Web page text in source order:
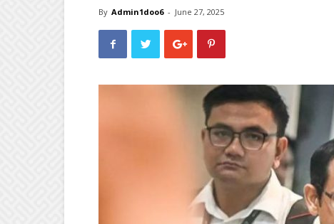
By Admin1doo6 - June 27, 2025